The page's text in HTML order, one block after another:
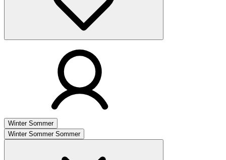
Winter Sommer
Winter Sommer Sommer